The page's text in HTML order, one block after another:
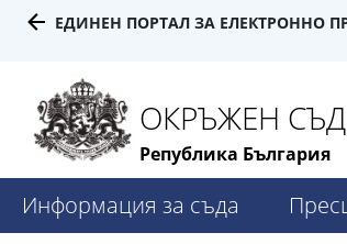
ЕДИНЕН ПОРТАЛ ЗА ЕЛЕКТРОННО
ОКРЪЖЕН
Република България
Информация за съда